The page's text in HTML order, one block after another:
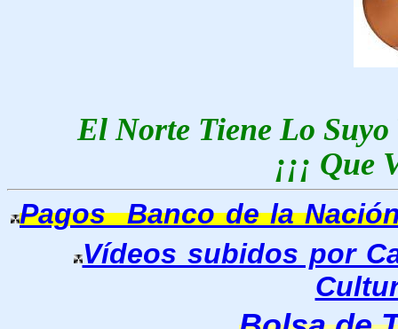
El Norte Tiene Lo
¡¡¡
Pagos Banco de la
Vídeos subidos por